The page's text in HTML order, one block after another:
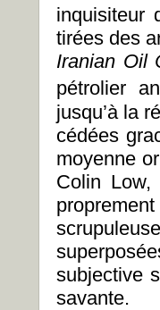
inquisiteur
tirées des
Iranian Oil
pétrolier
jusqu’à la
cédées
moyenne
Colin Low,
subjective
savante.